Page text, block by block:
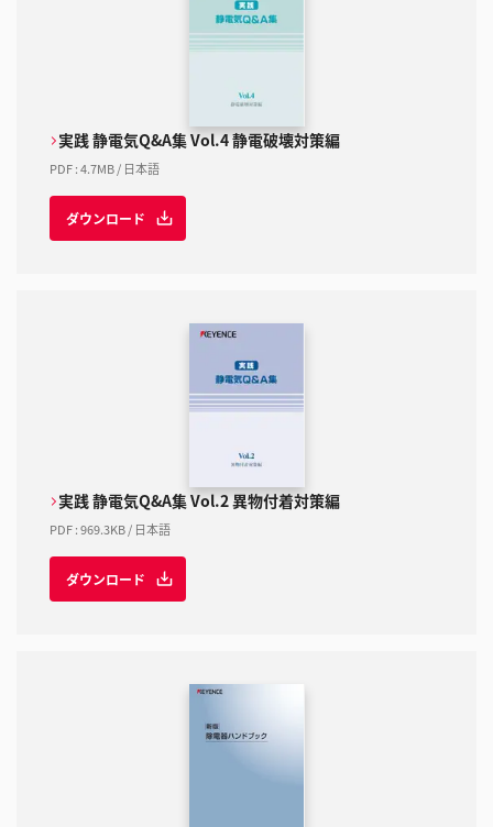
実践 静電気Q&A集 Vol.4 静電破壊対策編
PDF:4.7MB/ 日本語
ダウンロード
実践 静電気Q&A集 Vol.2 異物付着対策編
PDF:969.3KB/ 日本語
ダウンロード